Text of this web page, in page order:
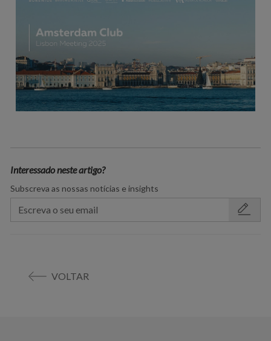
Interessado neste artigo?
Subscreva as nossas notícias e insights
VOLTAR